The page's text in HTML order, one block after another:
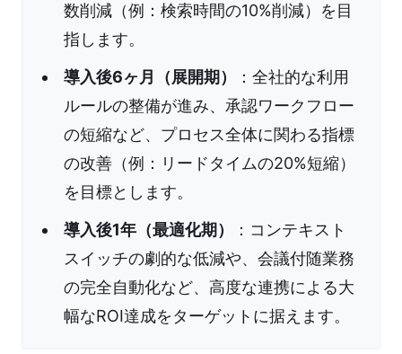
数削減（例：検索時間の10%削減）を目
指します。
導入後6ヶ月（展開期）
：全社的な利用
ルールの整備が進み、承認ワークフロー
の短縮など、プロセス全体に関わる指標
の改善（例：リードタイムの20%短縮）
を目標とします。
導入後1年（最適化期）
：コンテキスト
スイッチの劇的な低減や、会議付随業務
の完全自動化など、高度な連携による大
幅なROI達成をターゲットに据えます。